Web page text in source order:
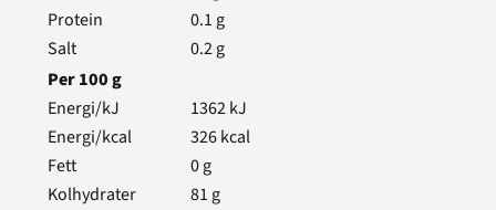
Protein
0.1 g
Salt
0.2g
Per100g
Energi/kJ
1362kJ
Energi/kcal
326kcal
Fett
0g
Kolhydrater
81 g